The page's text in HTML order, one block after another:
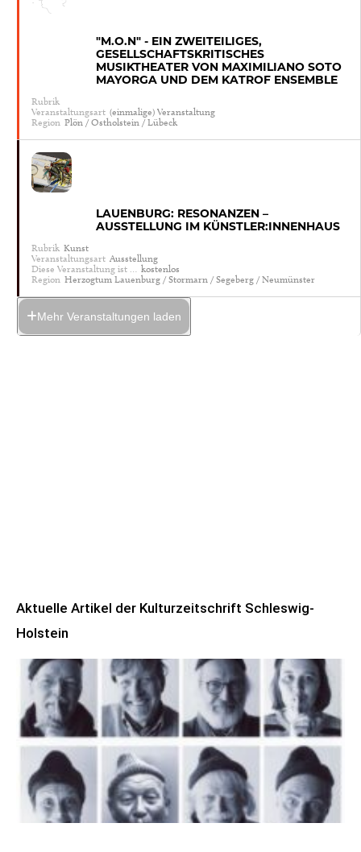
"M.O.N" - EIN ZWEITEILIGES,
GESELLSCHAFTSKRITISCHES
MUSIKTHEATER VON MAXIMILIANO SOTO
MAYORGA UND DEM KATROF ENSEMBLE
Rubrik
Veranstaltungsart (einmalige) Veranstaltung
Region Plön / Ostholstein / Lübeck
LAUENBURG: RESONANZEN –
AUSSTELLUNG IM KÜNSTLER:INNENHAUS
Rubrik Kunst
Veranstaltungsart Ausstellung
Diese Veranstaltung ist … kostenlos
Region Herzogtum Lauenburg / Stormarn / Segeberg / Neumünster
Mehr Veranstaltungen laden
Aktuelle Artikel der Kulturzeitschrift Schleswig-
Holstein